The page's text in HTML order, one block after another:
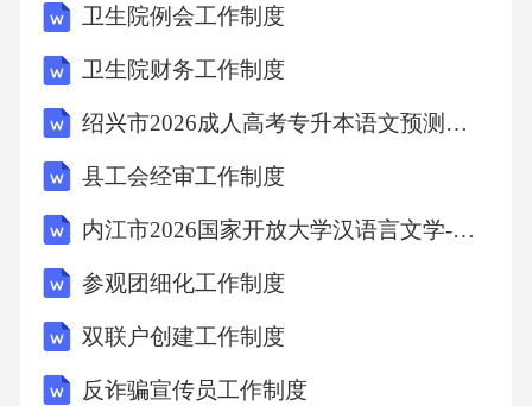
的康复设备采购计划。采购设备应遵循质量可
靠、性能优良、符合临床需求的原则，优先选
择具有良好口碑和售后服务的产品。设备到货
设备的数量、规格、型号、外观质量、技术参
数等，确保设备符合采购合同要求。验收合格
后，填写验收报告，办理入库手续。2.设备使用
与维护制定康复设备操作规程，操作人员应严
格按照操作规程使用设备。在使用设备前，应
检查设备是否正常运行，确保设备安全可靠；
卫生院例会工作制度
卫生院财务工作制度
绍兴市2026成人高考专升本语文预测试题(含答案)
县工会经审工作制度
内江市2026国家开放大学汉语言文学-期末考试提分复习题(含答案)
参观团细化工作制度
双联户创建工作制度
反诈骗宣传员工作制度